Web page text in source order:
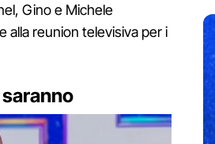
Gino e Michele
alla reunion televisiva per i